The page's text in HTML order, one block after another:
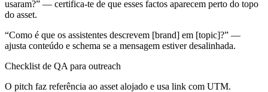
usaram?” — certifica-te de que esses factos aparecem perto do topo
do asset.
“Como é que os assistentes descrevem [brand] em [topic]?” —
ajusta conteúdo e schema se a mensagem estiver desalinhada.
Checklist de QA para outreach
O pitch faz referência ao asset alojado e usa link com UTM.